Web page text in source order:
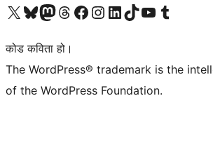
हाम्रो X (पहिले ट्विटर) खातामा जानुहोस्
हाम्रो Bluesky खाता भ्रमण गर्नुहोस्
हाम्रो म्यास्टोडन खाता भ्रमण गर्नुहोस्
हाम्रो थ्रेड्स खातामा जानुहोस्
हाम्रो फेसबुक पेजमा जानुहोस्
हाम्रो इन्स्टाग्राम खातामा जानुहोस्
हाम्रो लिङ्क्डइन खातामा जानुहोस्
हाम्रो TikTok खाता भ्रमण गर्नुहोस्
हाम्रो युट्युब च्यानलमा जानुहोस्
हाम्रो टम्बलर खाता भ्रमण गर्नुहोस्
कोड कविता हो।
The WordPress® trademark is the
of the WordPress Foundation.